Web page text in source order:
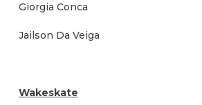
Giorgia Conca
Jailson Da Veiga
Wakeskate